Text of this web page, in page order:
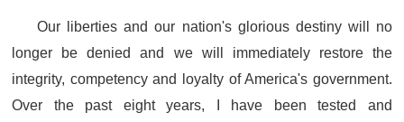
Our liberties and our nation's glorious destiny will no
longer be denied and we will immediately restore the
integrity, competency and loyalty of America's government.
Over the past eight years, I have been tested and